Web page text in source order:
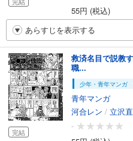
55円 (税込)
あらすじを表示する
完結
救済名目で説教
職...
少年・青年マンガ
青年マンガ
河合レン / 立沢
-